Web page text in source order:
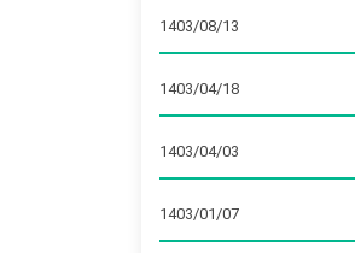
1403/08/13
1403/04/18
1403/04/03
1403/01/07